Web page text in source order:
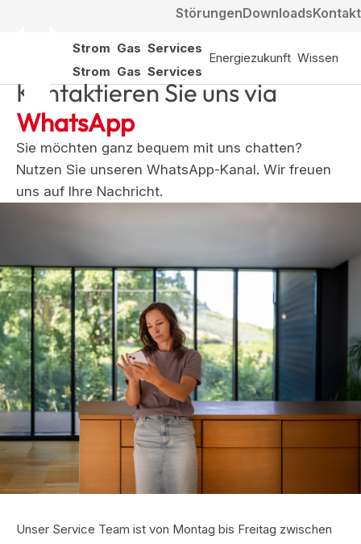
Strom
Strom
Gas
Gas
Services
Services
Energiezukunft Wissen
StörungenDownloadsKontakt
Kontaktieren Sie uns via
WhatsApp
Sie möchten ganz bequem mit uns chatten?
Nutzen Sie unseren WhatsApp-Kanal. Wir freuen
uns auf Ihre Nachricht.
Unser Service Team ist von Montag bis Freitag zwischen